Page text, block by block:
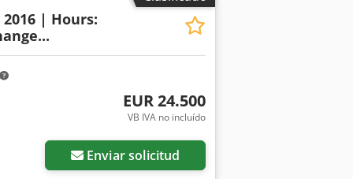
2016 | Hours:
EUR 24.500
VB IVA no incluído
Enviar solicitud